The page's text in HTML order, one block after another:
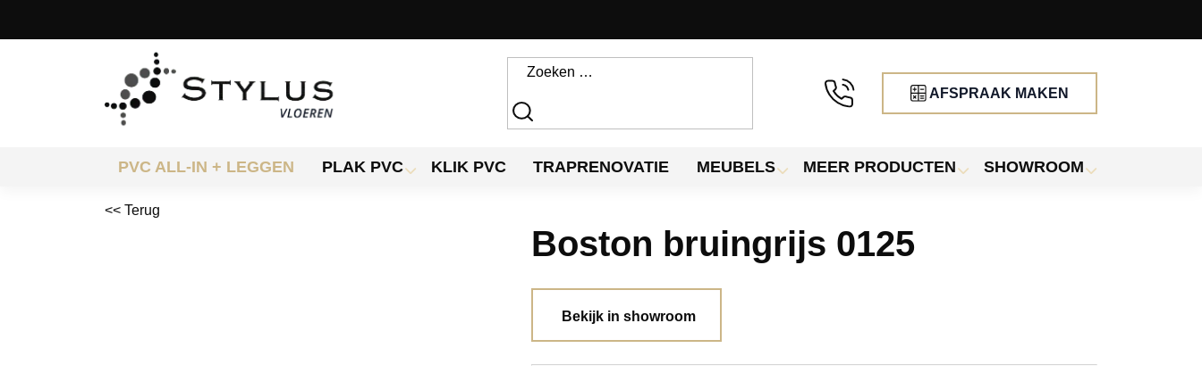
AFSPRAAK MAKEN
PVC ALL-IN + LEGGEN PLAK PVC KLIK PVC TRAPRENOVATIE MEUBELS MEER PRODUCTEN SHOWROOM
<< Terug
Boston bruingrijs 0125
Bekijk in showroom